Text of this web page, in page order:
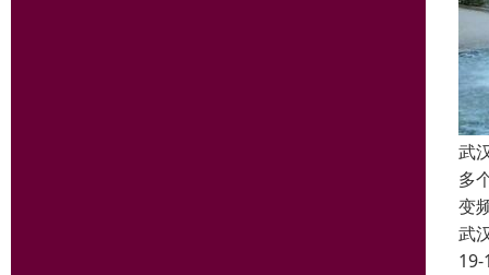
武
多
变
武
19-